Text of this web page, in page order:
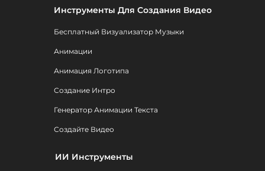
Инструменты Для Создания Видео
Бесплатный Визуализатор Музыки
Анимации
Анимация Логотипа
Создание Интро
Генератор Анимации Текста
Создайте Видео
ИИ Инструменты